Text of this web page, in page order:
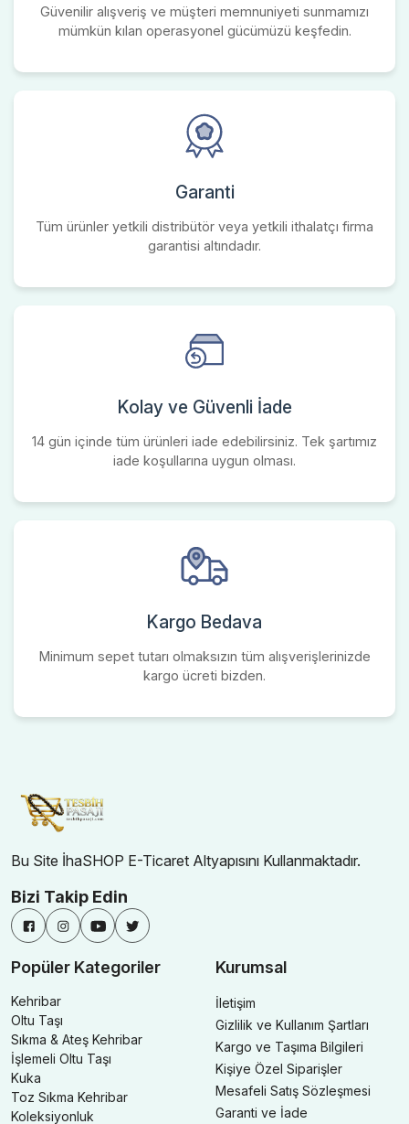
Güvenilir alışveriş ve müşteri memnuniyeti sunmamızı
mümkün kılan operasyonel gücümüzü keşfedin.
Garanti
Tüm ürünler yetkili distribütör veya yetkili ithalatçı firma
garantisi altındadır.
Kolay ve Güvenli İade
14 gün içinde tüm ürünleri iade edebilirsiniz. Tek şartımız
iade koşullarına uygun olması.
Kargo Bedava
Minimum sepet tutarı olmaksızın tüm alışverişlerinizde
kargo ücreti bizden.
Bu Site İhaSHOP E-Ticaret Altyapısını Kullanmaktadır.
Bizi Takip Edin
Popüler Kategoriler
Kehribar
Oltu Taşı
Sıkma & Ateş Kehribar
İşlemeli Oltu Taşı
Kuka
Toz Sıkma Kehribar
Koleksiyonluk
Kurumsal
İletişim
Gizlilik ve Kullanım Şartları
Kargo ve Taşıma Bilgileri
Kişiye Özel Siparişler
Mesafeli Satış Sözleşmesi
Garanti ve İade